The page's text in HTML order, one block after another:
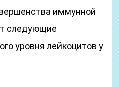
иммунной
следующие
уровня лейкоцитов у